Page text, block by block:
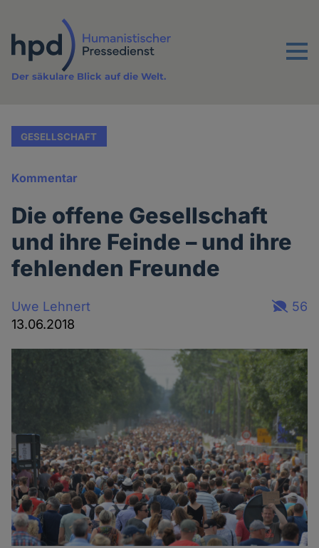
Inhalt
Menu
Der säkulare Blick auf die Welt.
GESELLSCHAFT
Kommentar
Die offene Gesellschaft
und ihre Feinde – und ihre
fehlenden Freunde
Uwe Lehnert
13.06.2018
56